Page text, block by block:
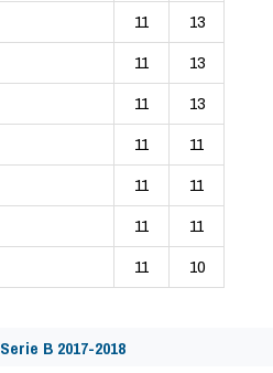
11
13
11
13
11
13
11
11
11
11
11
11
11 10
Serie B 2017-2018